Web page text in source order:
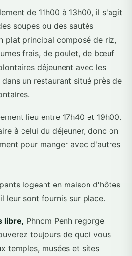
de 11h00 à 13h00, il s'agit
soupes ou des sautés
plat principal composé de riz,
frais, de poulet, de bœuf
déjeunent avec les
un restaurant situé près de
lieu entre 17h40 et 19h00.
à celui du déjeuner, donc on
pour manger avec d'autres
logeant en maison d'hôtes
leur sont fournis sur place.
libre, Phnom Penh regorge
toujours de quoi vous
temples, musées et sites